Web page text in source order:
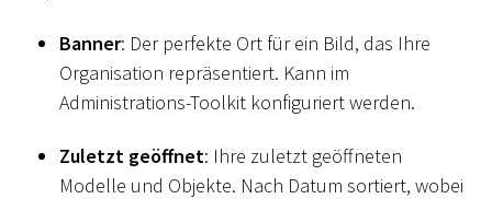
Banner: Der perfekte Ort für ein Bild, das Ihre
Organisation repräsentiert. Kann im
Administrations-Toolkit konfiguriert werden.
Zuletzt geöffnet: Ihre zuletzt geöffneten
Modelle und Objekte. Nach Datum sortiert, wobei